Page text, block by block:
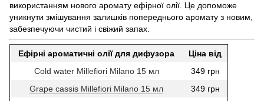
використанням нового аромату ефірної олії. Це допоможе
уникнути змішування залишків попереднього аромату з новим,
забезпечуючи чистий і свіжий запах.
Ефірні ароматичні олії для дифузора
Ціна від
Cold water Millefiori Milano 15 мл
349 грн
Grape cassis Millefiori Milano 15 мл
349 грн